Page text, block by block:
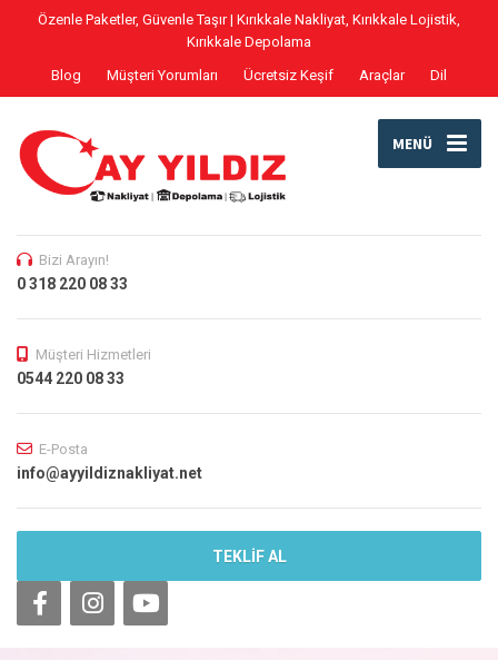
Özenle Paketler, Güvenle Taşır | Kırıkkale Nakliyat, Kırıkkale Lojistik,
Kırıkkale Depolama
Blog
Müşteri Yorumları Ücretsiz Keşif Araçlar Dil
MENÜ
Bizi Arayın!
0 318 220 08 33
Müşteri Hizmetleri
0544 220 08 33
E-Posta
info@ayyildiznakliyat.net
TEKLİF AL